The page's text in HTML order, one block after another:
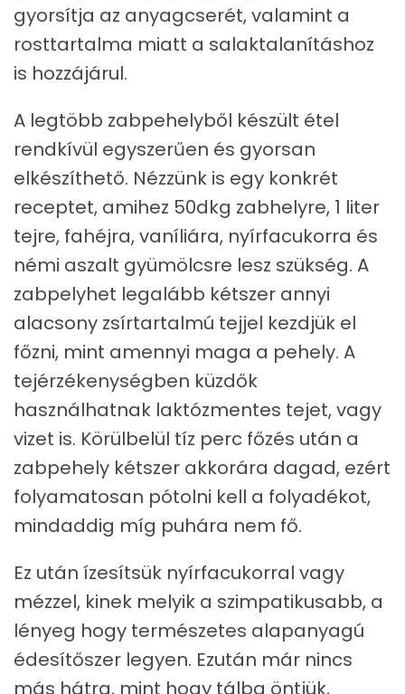
gyorsítja az anyagcserét, valamint a
rosttartalma miatt a salaktalanításhoz
is hozzájárul.
A legtöbb zabpehelyből készült étel
rendkívül egyszerűen és gyorsan
elkészíthető. Nézzünk is egy konkrét
receptet, amihez 50dkg zabhelyre, 1 liter
tejre, fahéjra, vaníliára, nyírfacukorra és
némi aszalt gyümölcsre lesz szükség. A
zabpelyhet legalább kétszer annyi
alacsony zsírtartalmú tejjel kezdjük el
főzni, mint amennyi maga a pehely. A
tejérzékenységben küzdők
használhatnak laktózmentes tejet, vagy
vizet is. Körülbelül tíz perc főzés után a
zabpehely kétszer akkorára dagad, ezért
folyamatosan pótolni kell a folyadékot,
mindaddig míg puhára nem fő.
Ez után ízesítsük nyírfacukorral vagy
mézzel, kinek melyik a szimpatikusabb, a
lényeg hogy természetes alapanyagú
édesítőszer legyen. Ezután már nincs
más hátra, mint hogy tálba öntjük,